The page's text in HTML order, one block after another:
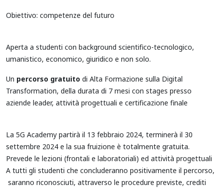
Obiettivo: competenze del futuro
Aperta a studenti con background scientifico-tecnologico,
umanistico, economico, giuridico e non solo.
Un percorso gratuito di Alta Formazione sulla Digital
Transformation, della durata di 7 mesi con stages presso
aziende leader, attività progettuali e certificazione finale
La 5G Academy partirà il 13 febbraio 2024, terminerà il 30
settembre 2024 e la sua fruizione è totalmente gratuita.
Prevede le lezioni (frontali e laboratoriali) ed attività progettuali
A tutti gli studenti che concluderanno positivamente il percorso,
saranno riconosciuti, attraverso le procedure previste, crediti